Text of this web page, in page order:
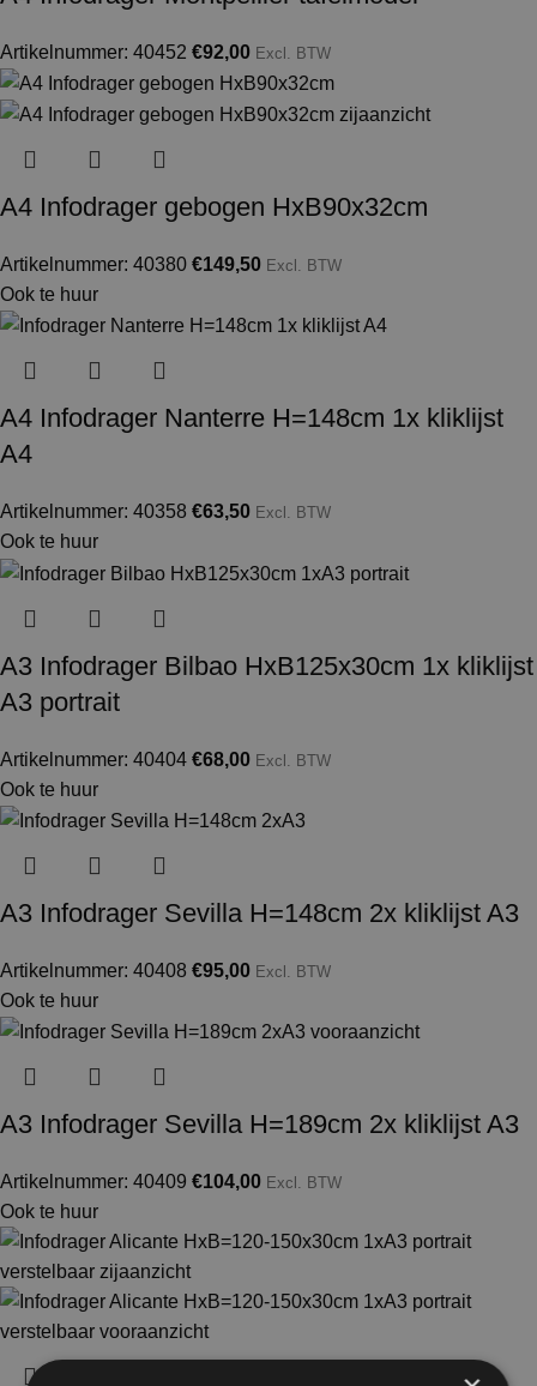
Artikelnummer: 40452 €92,00 Excl. BTW
A4 Infodrager gebogen HxB90x32cm
Artikelnummer: 40380 €149,50 Excl. BTW
Ook te huur
A4 Infodrager Nanterre H=148cm 1x kliklijst
A4
Artikelnummer: 40358 €63,50 Excl. BTW
Ook te huur
A3 Infodrager Bilbao HxB125x30cm 1x kliklijst
A3 portrait
Artikelnummer: 40404 €68,00 Excl. BTW
Ook te huur
A3 Infodrager Sevilla H=148cm 2x kliklijst A3
Artikelnummer: 40408 €95,00 Excl. BTW
Ook te huur
A3 Infodrager Sevilla H=189cm 2x kliklijst A3
Artikelnummer: 40409 €104,00 Excl. BTW
Ook te huur